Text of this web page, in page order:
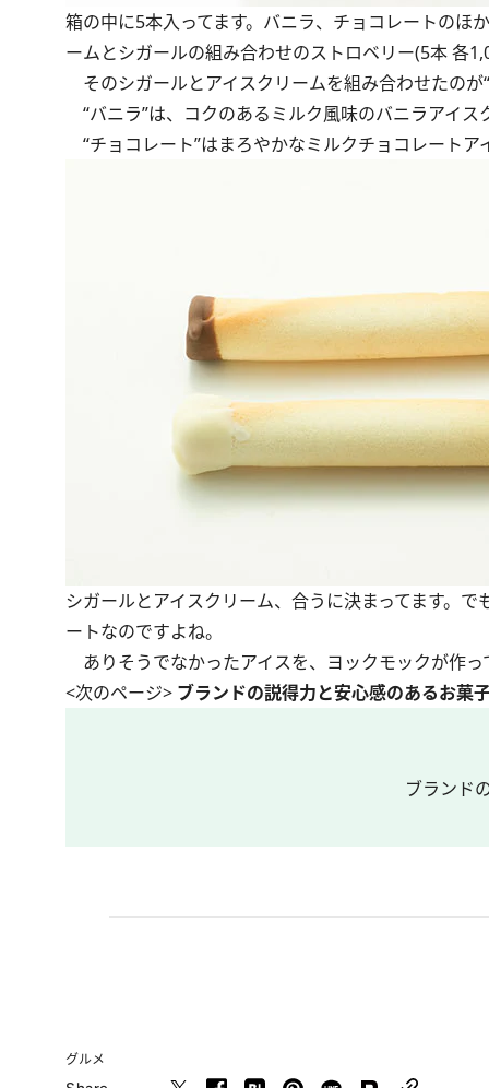
箱の中に5本入ってます。バニラ、チョコレートのほ
ームとシガールの組み合わせのストロベリー(5本 各
そのシガールとアイスクリームを組み合わせたのが
“バニラ”は、コクのあるミルク風味のバニラアイ
“チョコレート”はまろやかなミルクチョコレート
シガールとアイスクリーム、合うに決まってます。
ートなのですよね。
ありそうでなかったアイスを、ヨックモックが作っ
<次のページ> ブランドの説得力と安心感のあるお菓
ブランド
グルメ